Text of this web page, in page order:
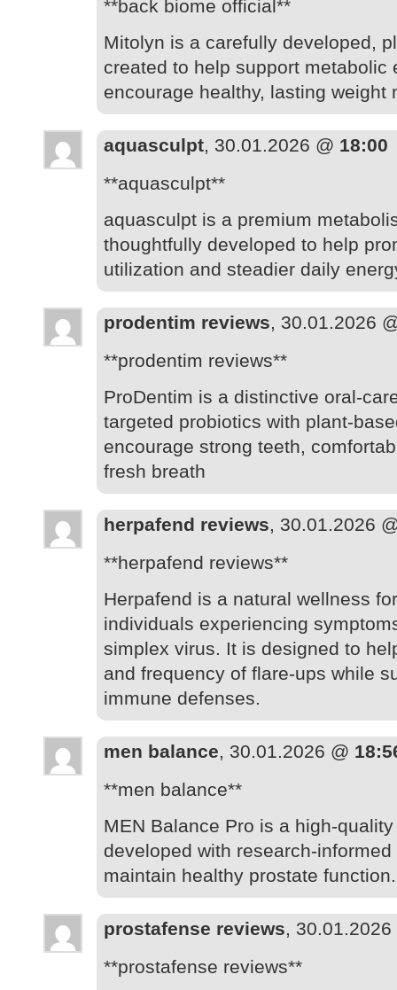
**back biome official**
Mitolyn is a carefully developed,
created to help support metabolic
encourage healthy, lasting weight
aquasculpt, 30.01.2026 @ 18:00
**aquasculpt**
aquasculpt is a premium
thoughtfully developed to help
utilization and steadier daily
prodentim reviews, 30.01.2026
**prodentim reviews**
ProDentim is a distinctive oral-
targeted probiotics with plant-
encourage strong teeth,
fresh breath
herpafend reviews, 30.01.2026
**herpafend reviews**
Herpafend is a natural wellness
individuals experiencing
simplex virus. It is designed to
and frequency of flare-ups while
immune defenses.
men balance, 30.01.2026 @
**men balance**
MEN Balance Pro is a high-
developed with research-
maintain healthy prostate function.
prostafense reviews,
**prostafense reviews**